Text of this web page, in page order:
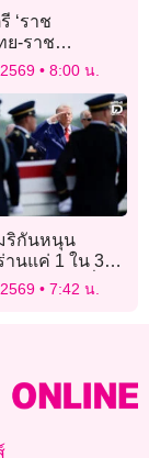
‘ราช
ย-ราช
น’
8:00 น.
ริกันหนุน
นแค่ 1 ใน 3
เป้าหมายที่
7:42 น.